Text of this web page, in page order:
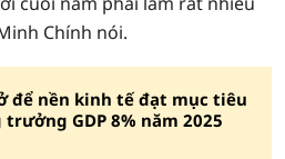
Chính nói.
để nền kinh tế đạt mục tiêu
GDP 8% năm 2025